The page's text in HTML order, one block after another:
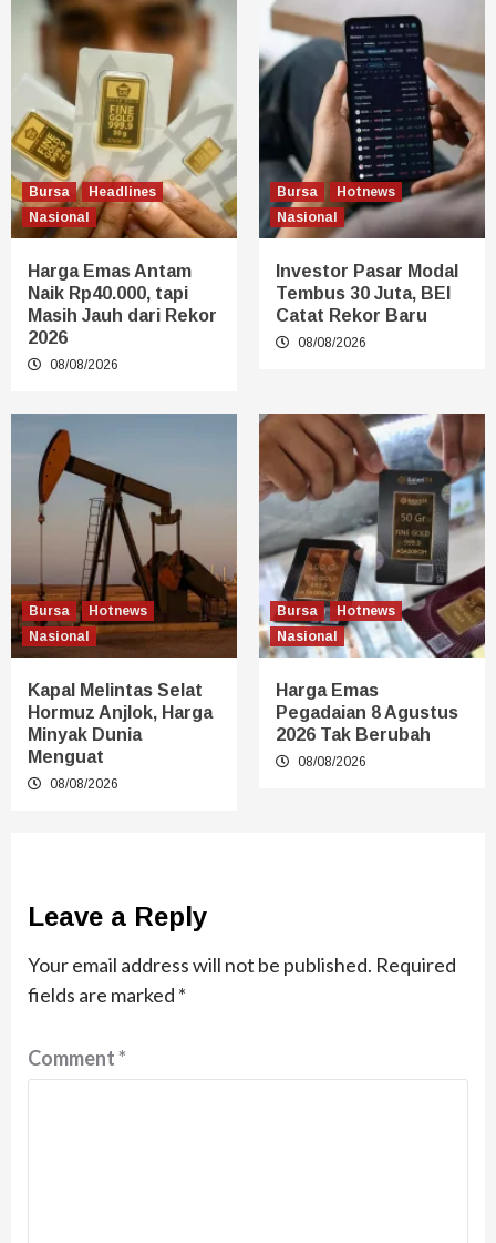
Bursa
Headlines
Nasional
Harga Emas Antam
Naik Rp40.000, tapi
Masih Jauh dari Rekor
2026
08/08/2026
Bursa
Hotnews
Nasional
Investor Pasar Modal
Tembus 30 Juta, BEI
Catat Rekor Baru
08/08/2026
Bursa
Hotnews
Nasional
Kapal Melintas Selat
Hormuz Anjlok, Harga
Minyak Dunia
Menguat
08/08/2026
Bursa
Hotnews
Nasional
Harga Emas
Pegadaian 8 Agustus
2026 Tak Berubah
08/08/2026
Leave a Reply
Your email address will not be published. Required
fields are marked *
Comment*